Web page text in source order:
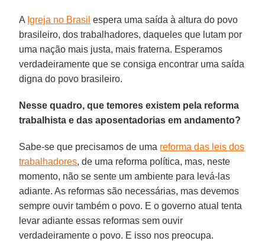
A Igreja no Brasil espera uma saída à altura do povo
brasileiro, dos trabalhadores, daqueles que lutam por
uma nação mais justa, mais fraterna. Esperamos
verdadeiramente que se consiga encontrar uma saída
digna do povo brasileiro.
Nesse quadro, que temores existem pela reforma
trabalhista e das aposentadorias em andamento?
Sabe-se que precisamos de uma reforma das leis dos
trabalhadores, de uma reforma política, mas, neste
momento, não se sente um ambiente para levá-las
adiante. As reformas são necessárias, mas devemos
sempre ouvir também o povo. E o governo atual tenta
levar adiante essas reformas sem ouvir
verdadeiramente o povo. E isso nos preocupa.